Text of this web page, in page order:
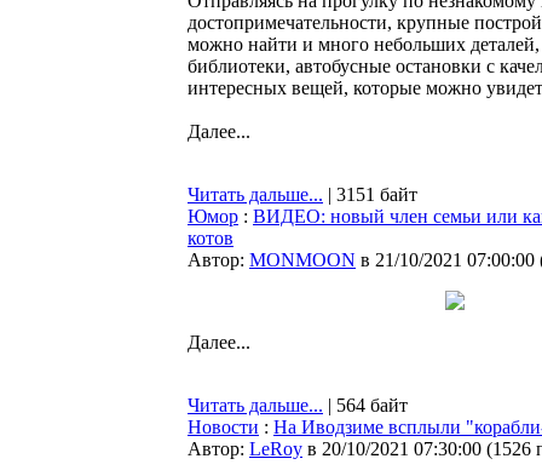
достопримечательности, крупные
можно найти и много небольших
библиотеки, автобусные остановки с
интересных вещей, которые можно
Далее...
Читать дальше... | 3151 байт
Юмор : ВИДЕО: новый члeн семьи или
котов
Автор: MONMOON в 21/10/2021 07:00:00
Далее...
Читать дальше... | 564 байт
Новости : На Иводзиме всплыли
Автор: LeRoy в 20/10/2021 07:30:00 (1526